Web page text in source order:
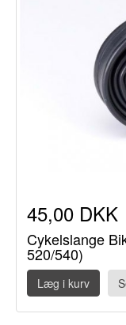
45,00 DKK
Cykelslange
520/540)
Læg i kurv